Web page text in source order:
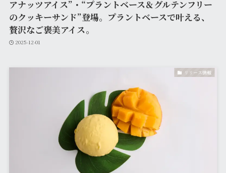
アナッツアイス”・“プラントベース＆グルテンフリー
のクッキーサンド”登場。プラントベースで叶える、
贅沢なご褒美アイス。
2025-12-01
リリース情報